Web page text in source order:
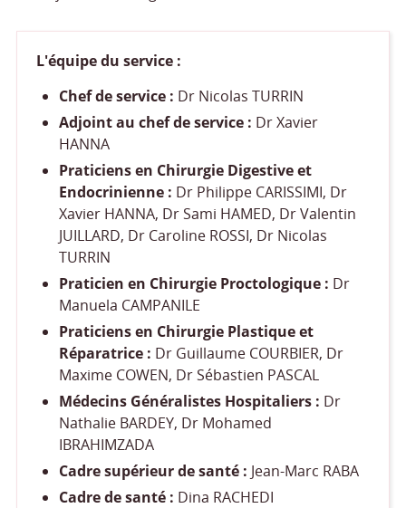
L'équipe du service :
Chef de service : Dr Nicolas TURRIN
Adjoint au chef de service : Dr Xavier
HANNA
Praticiens en Chirurgie Digestive et
Endocrinienne : Dr Philippe CARISSIMI, Dr
Xavier HANNA, Dr Sami HAMED, Dr Valentin
JUILLARD, Dr Caroline ROSSI, Dr Nicolas
TURRIN
Praticien en Chirurgie Proctologique : Dr
Manuela CAMPANILE
Praticiens en Chirurgie Plastique et
Réparatrice : Dr Guillaume COURBIER, Dr
Maxime COWEN, Dr Sébastien PASCAL
Médecins Généralistes Hospitaliers : Dr
Nathalie BARDEY, Dr Mohamed
IBRAHIMZADA
Cadre supérieur de santé : Jean-Marc RABA
Cadre de santé : Dina RACHEDI